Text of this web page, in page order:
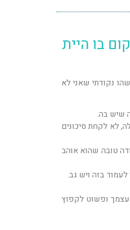
בו היית
נקודתי שאני לא
שיש בה.
לא לקחת סיכונים
טובה שהוא אוהב
עצמך ופשוט לקפוץ